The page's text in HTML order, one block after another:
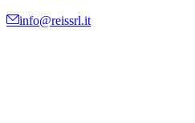
info@reissrl.it